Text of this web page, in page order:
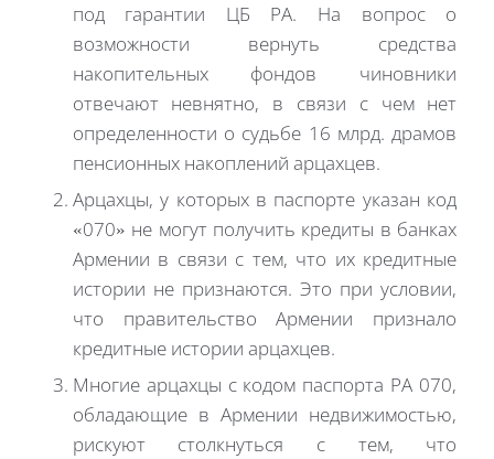
под гарантии ЦБ РА. На вопрос о
возможности вернуть средства
накопительных фондов чиновники
отвечают невнятно, в связи с чем нет
определенности о судьбе 16 млрд. драмов
пенсионных накоплений арцахцев.
Арцахцы, у которых в паспорте указан код
«070» не могут получить кредиты в банках
Армении в связи с тем, что их кредитные
истории не признаются. Это при условии,
что правительство Армении признало
кредитные истории арцахцев.
Многие арцахцы с кодом паспорта РА 070,
обладающие в Армении недвижимостью,
рискуют столкнуться с тем, что